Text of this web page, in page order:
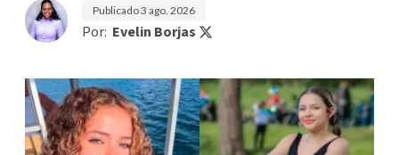
Publicado3 ago. 2026
Por: Evelin Borjas